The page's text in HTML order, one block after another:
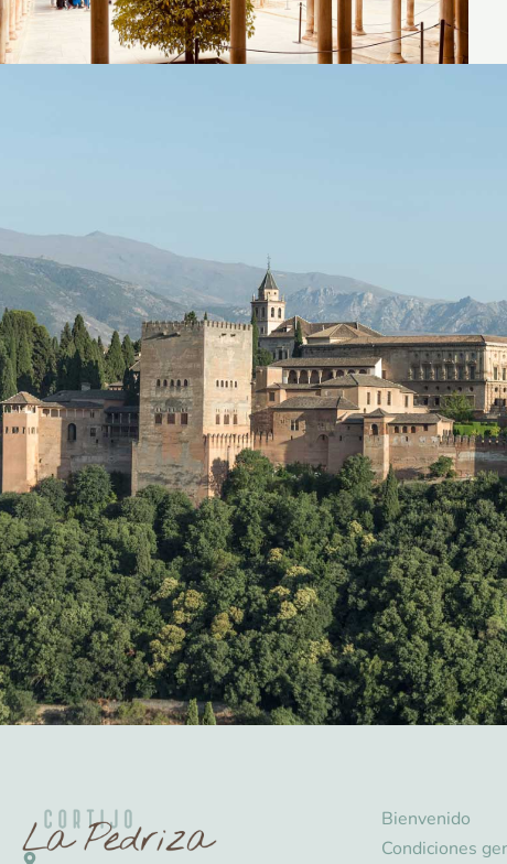
Bienvenido
Condiciones